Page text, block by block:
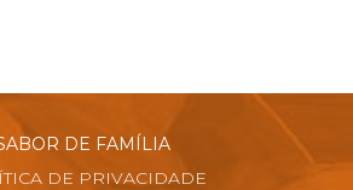
DE FAMÍLIA
DE PRIVACIDADE